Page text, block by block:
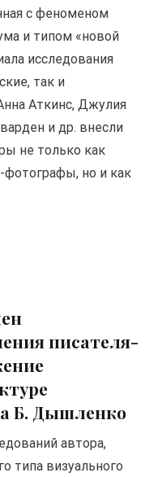
с феноменом
и типом «новой
исследования
так и
Аткинс, Джулия
и др. внесли
не только как
но и как
писателя-
Б. Дышленко
автора,
типа визуального